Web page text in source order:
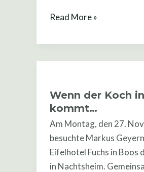
Read More »
Wenn der Koch
kommt…
Am Montag, den 27.
besuchte Markus
Eifelhotel Fuchs in Boos
in Nachtsheim.
Koch
in
die
Schule
kommt…